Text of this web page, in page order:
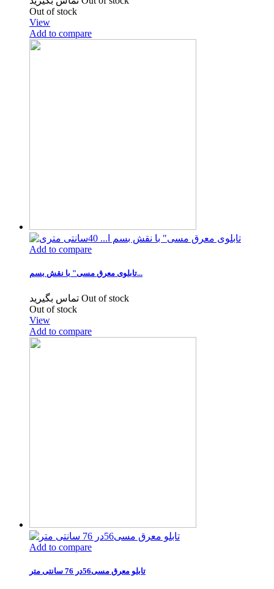
Out of stock
View
Add to compare
Add to compare
تابلوی معرق مسی" با نقش بسم...
تماس بگیرید Out of stock
Out of stock
View
Add to compare
Add to compare
تابلو معرق مسی56در 76 سانتی متر